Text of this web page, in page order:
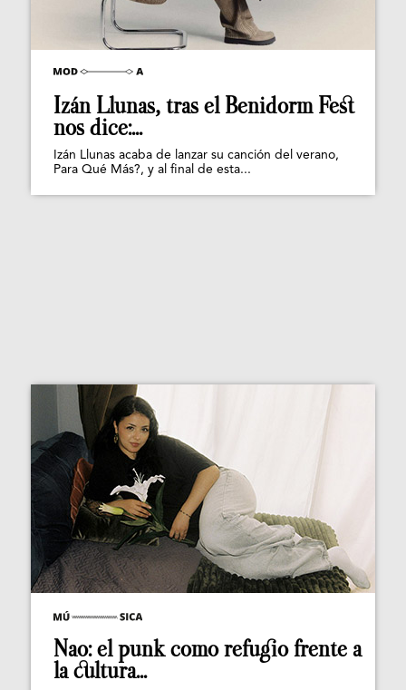
Izán Llunas, tras el Benidorm Fest
nos dice:...
Izán Llunas acaba de lanzar su canción del verano,
Para Qué Más?, y al final de esta...
Nao: el punk como refugio frente a
la cultura...